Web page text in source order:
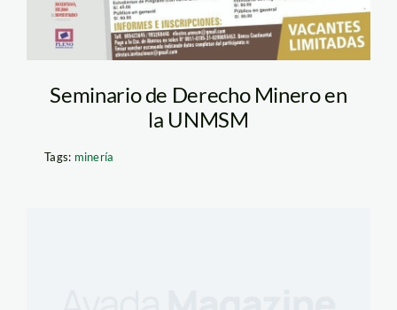
Seminario de Derecho Minero en
la UNMSM
Tags: minería